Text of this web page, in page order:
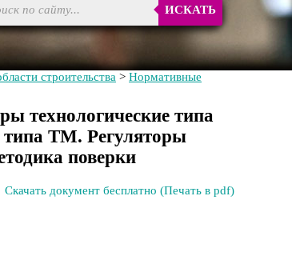
ИСКАТЬ
строительства > Нормативные
технологические типа
ТМ. Регуляторы
поверки
Скачать документ бесплатно (Печать в pdf)